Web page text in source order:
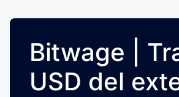
Bitwage |
USD del